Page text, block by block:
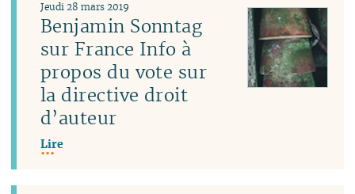
Benjamin Sonntag
sur France Info à
propos du vote sur
la directive droit
d’auteur
Jeudi 28 mars 2019
Lire